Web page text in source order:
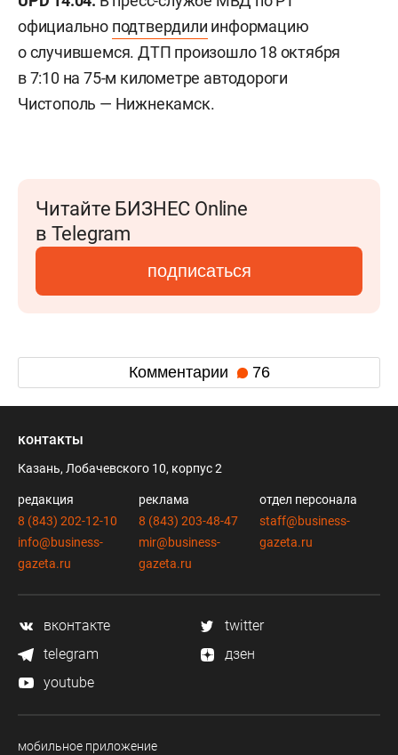
официально подтвердили информацию
о случившемся. ДТП произошло 18 октября
в 7:10 на 75-м километре автодороги
Чистополь — Нижнекамск.
Читайте БИЗНЕС Online
в Telegram
подписаться
Комментарии 76
контакты
Казань, Лобачевского 10, корпус 2
редакция
8 (843) 202-12-10
info@business-
gazeta.ru
реклама
8 (843) 203-48-47
mir@business-
gazeta.ru
отдел персонала
staff@business-
gazeta.ru
вконтакте
twitter
telegram
дзен
youtube
мобильное приложение